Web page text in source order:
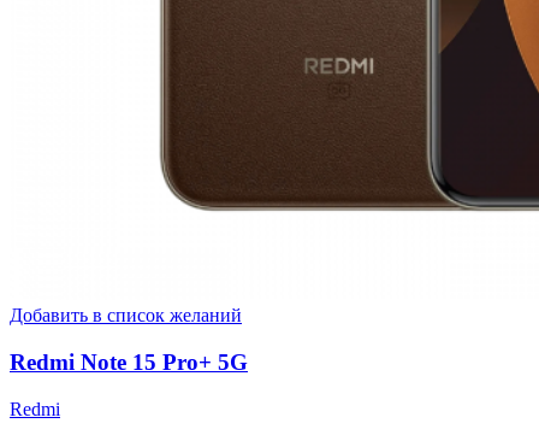
Добавить в список желаний
Redmi Note 15 Pro+ 5G
Redmi